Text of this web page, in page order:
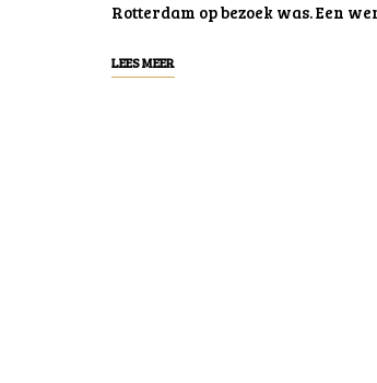
Rotterdam op bezoek was. Een
LEES MEER